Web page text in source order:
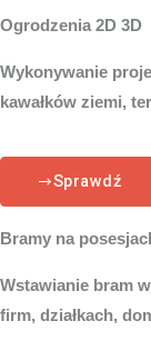
Ogrodzenia 2D 3D
Wykonywanie
kawałków ziemi,
Sprawdź
Bramy na
Wstawianie bram
firm, działkach,